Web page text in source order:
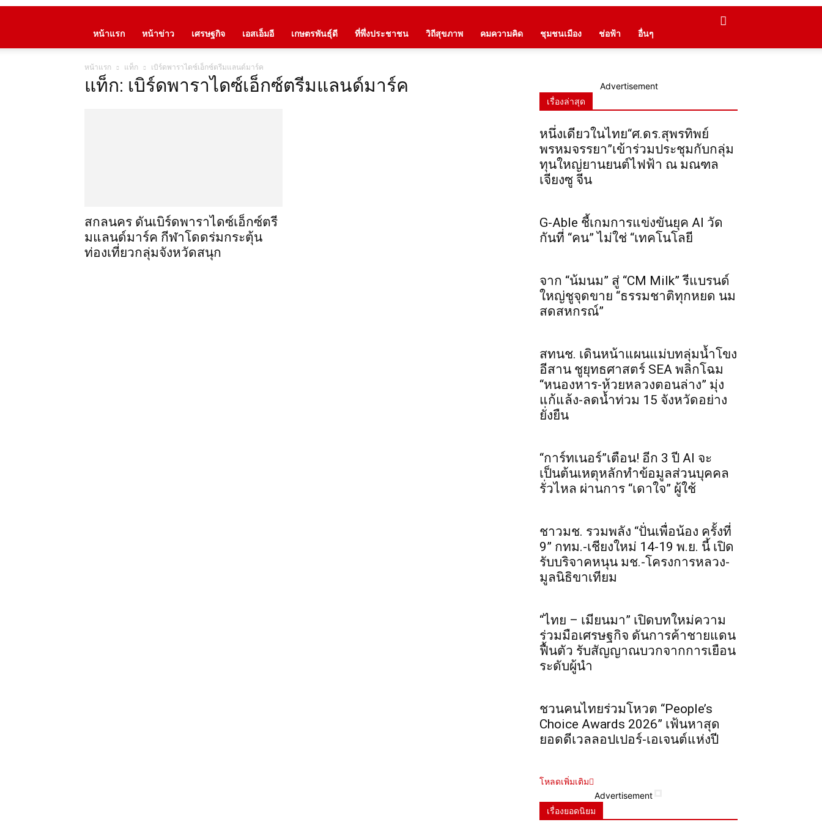
หน้าแรก หน้าข่าว เศรษฐกิจ เอสเอ็มอี เกษตรพันธุ์ดี ที่พึ่งประชาชน วิถีสุขภาพ คมความคิด ชุมชนเมือง ช่อฟ้า อื่นๆ
หน้าแรก แท็ก เบิร์ดพาราไดซ์เอ็กซ์ตรีมแลนด์มาร์ค
แท็ก: เบิร์ดพาราไดซ์เอ็กซ์ตรีมแลนด์มาร์ค
สกลนคร ดันเบิร์ดพาราไดซ์เอ็กซ์ตรี
มแลนด์มาร์ค กีฬาโดดร่มกระตุ้น
ท่องเที่ยวกลุ่มจังหวัดสนุก
Advertisement
เรื่องล่าสุด
หนึ่งเดียวในไทย“ศ.ดร.สุพรทิพย์
พรหมจรรยา”เข้าร่วมประชุมกับกลุ่ม
ทุนใหญ่ยานยนต์ไฟฟ้า ณ มณฑล
เจียงซู จีน
G-Able ชี้เกมการแข่งขันยุค AI วัด
กันที่ “คน” ไม่ใช่ “เทคโนโลยี
จาก “น้มนม” สู่ “CM Milk” รีแบรนด์
ใหญ่ชูจุดขาย “ธรรมชาติทุกหยด นม
สดสหกรณ์”
สทนช. เดินหน้าแผนแม่บทลุ่มน้ำโขง
อีสาน ชูยุทธศาสตร์ SEA พลิกโฉม
“หนองหาร-ห้วยหลวงตอนล่าง” มุ่ง
แก้แล้ง-ลดน้ำท่วม 15 จังหวัดอย่าง
ยั่งยืน
“การ์ทเนอร์”เตือน! อีก 3 ปี AI จะ
เป็นต้นเหตุหลักทำข้อมูลส่วนบุคคล
รั่วไหล ผ่านการ “เดาใจ” ผู้ใช้
ชาวมช. รวมพลัง “ปั่นเพื่อน้อง ครั้งที่
9” กทม.-เชียงใหม่ 14-19 พ.ย. นี้ เปิด
รับบริจาคหนุน มช.-โครงการหลวง-
มูลนิธิขาเทียม
“ไทย – เมียนมา” เปิดบทใหม่ความ
ร่วมมือเศรษฐกิจ ดันการค้าชายแดน
ฟื้นตัว รับสัญญาณบวกจากการเยือน
ระดับผู้นำ
ชวนคนไทยร่วมโหวต “People’s
Choice Awards 2026” เฟ้นหาสุด
ยอดดีเวลลอปเปอร์-เอเจนต์แห่งปี
โหลดเพิ่มเติม
Advertisement
เรื่องยอดนิยม